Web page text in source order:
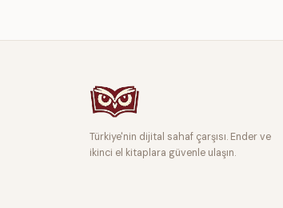
Türkiye'nin dijital sahaf çarşısı. Ender ve
ikinci el kitaplara güvenle ulaşın.